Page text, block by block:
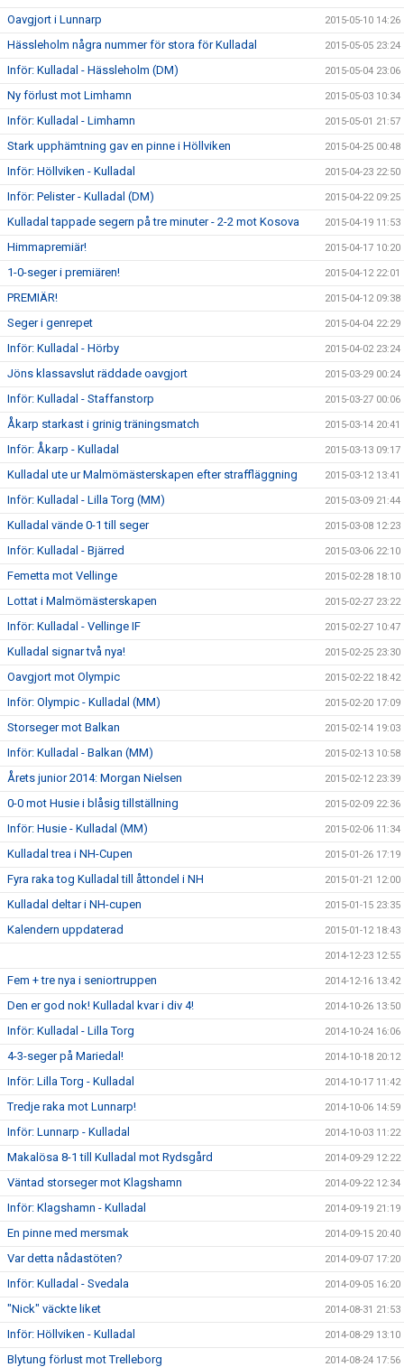
Oavgjort i Lunnarp 2015-05-10 14:26
Hässleholm några nummer för stora för Kulladal 2015-05-05 23:24
Inför: Kulladal - Hässleholm (DM) 2015-05-04 23:06
Ny förlust mot Limhamn 2015-05-03 10:34
Inför: Kulladal - Limhamn 2015-05-01 21:57
Stark upphämtning gav en pinne i Höllviken 2015-04-25 00:48
Inför: Höllviken - Kulladal 2015-04-23 22:50
Inför: Pelister - Kulladal (DM) 2015-04-22 09:25
Kulladal tappade segern på tre minuter - 2-2 mot Kosova 2015-04-19 11:53
Himmapremiär! 2015-04-17 10:20
1-0-seger i premiären! 2015-04-12 22:01
PREMIÄR! 2015-04-12 09:38
Seger i genrepet 2015-04-04 22:29
Inför: Kulladal - Hörby 2015-04-02 23:24
Jöns klassavslut räddade oavgjort 2015-03-29 00:24
Inför: Kulladal - Staffanstorp 2015-03-27 00:06
Åkarp starkast i grinig träningsmatch 2015-03-14 20:41
Inför: Åkarp - Kulladal 2015-03-13 09:17
Kulladal ute ur Malmömästerskapen efter straffläggning 2015-03-12 13:41
Inför: Kulladal - Lilla Torg (MM) 2015-03-09 21:44
Kulladal vände 0-1 till seger 2015-03-08 12:23
Inför: Kulladal - Bjärred 2015-03-06 22:10
Femetta mot Vellinge 2015-02-28 18:10
Lottat i Malmömästerskapen 2015-02-27 23:22
Inför: Kulladal - Vellinge IF 2015-02-27 10:47
Kulladal signar två nya! 2015-02-25 23:30
Oavgjort mot Olympic 2015-02-22 18:42
Inför: Olympic - Kulladal (MM) 2015-02-20 17:09
Storseger mot Balkan 2015-02-14 19:03
Inför: Kulladal - Balkan (MM) 2015-02-13 10:58
Årets junior 2014: Morgan Nielsen 2015-02-12 23:39
0-0 mot Husie i blåsig tillställning 2015-02-09 22:36
Inför: Husie - Kulladal (MM) 2015-02-06 11:34
Kulladal trea i NH-Cupen 2015-01-26 17:19
Fyra raka tog Kulladal till åttondel i NH 2015-01-21 12:00
Kulladal deltar i NH-cupen 2015-01-15 23:35
Kalendern uppdaterad 2015-01-12 18:43
2014-12-23 12:55
Fem + tre nya i seniortruppen 2014-12-16 13:42
Den er god nok! Kulladal kvar i div 4! 2014-10-26 13:50
Inför: Kulladal - Lilla Torg 2014-10-24 16:06
4-3-seger på Mariedal! 2014-10-18 20:12
Inför: Lilla Torg - Kulladal 2014-10-17 11:42
Tredje raka mot Lunnarp! 2014-10-06 14:59
Inför: Lunnarp - Kulladal 2014-10-03 11:22
Makalösa 8-1 till Kulladal mot Rydsgård 2014-09-29 12:22
Väntad storseger mot Klagshamn 2014-09-22 12:34
Inför: Klagshamn - Kulladal 2014-09-19 21:19
En pinne med mersmak 2014-09-15 20:40
Var detta nådastöten? 2014-09-07 17:20
Inför: Kulladal - Svedala 2014-09-05 16:20
"Nick" väckte liket 2014-08-31 21:53
Inför: Höllviken - Kulladal 2014-08-29 13:10
Blytung förlust mot Trelleborg 2014-08-24 17:56